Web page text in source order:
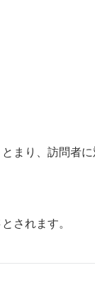
まり、訪問者
とされます。